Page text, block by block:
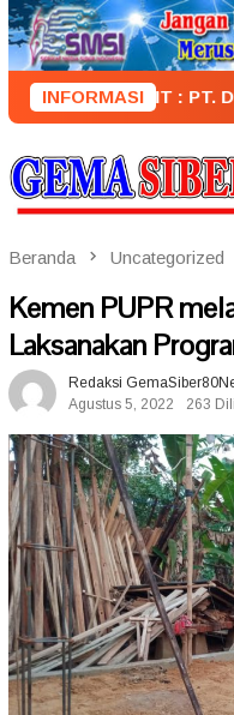
Loncat
ke
konten
INFORMASI
PENERBIT : PT. DENI
Beranda Uncategorized
Kemen PUPR
Laksanakan
Redaksi
Agustus 5, 2022
263